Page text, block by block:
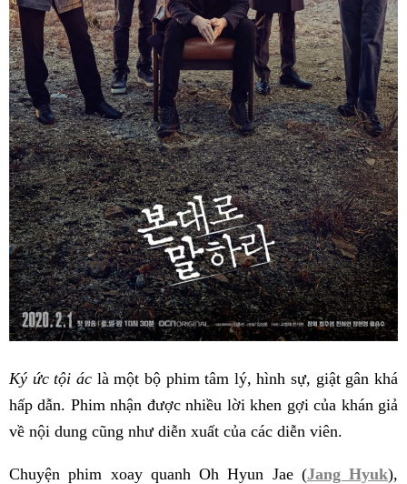
Ký ức tội áclà một bộ phim tâm lý, hình sự, giật gân khá
hấp dẫn. Phim nhận được nhiều lời khen gợi của khán giả
về nội dung cũng như diễn xuất của các diễn viên.
Chuyện phim xoay quanh Oh Hyun Jae (Jang Hyuk),